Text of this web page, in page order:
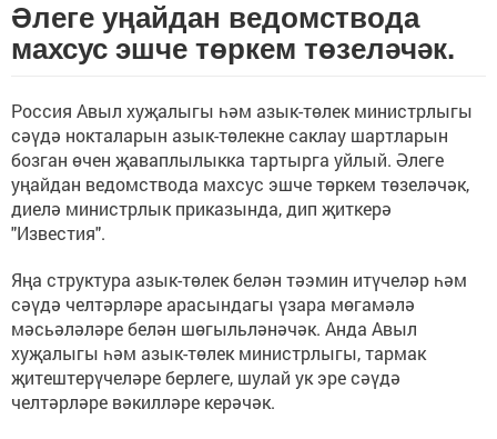
Әлеге уңайдан ведомствода
махсус эшче төркем төзеләчәк.
Россия Авыл хуҗалыгы һәм азык-төлек министрлыгы
сәүдә нокталарын азык-төлекне саклау шартларын
бозган өчен җаваплылыкка тартырга уйлый. Әлеге
уңайдан ведомствода махсус эшче төркем төзеләчәк,
диелә министрлык приказында, дип җиткерә
"Известия".
Яңа структура азык-төлек белән тәэмин итүчеләр һәм
сәүдә челтәрләре арасындагы үзара мөгамәлә
мәсьәләләре белән шөгыльләнәчәк. Анда Авыл
хуҗалыгы һәм азык-төлек министрлыгы, тармак
җитештерүчеләре берлеге, шулай ук эре сәүдә
челтәрләре вәкилләре керәчәк.